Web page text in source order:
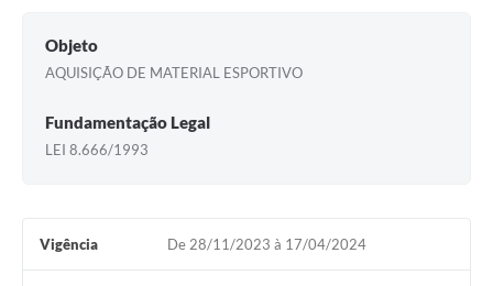
Objeto
AQUISIÇÃO DE MATERIAL ESPORTIVO
Fundamentação Legal
LEI 8.666/1993
Vigência De 28/11/2023 à 17/04/2024